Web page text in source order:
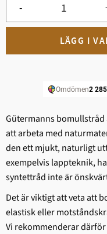
-
Gütermanns
att arbeta med
den ett mjukt, naturligt
exempelvis lappteknik,
syntettråd inte är
Det är viktigt att veta att
elastisk eller
Vi rekommenderar